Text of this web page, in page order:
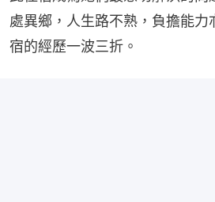
處異鄉，人生路不熟，負擔能力
宿的經歷一波三折。